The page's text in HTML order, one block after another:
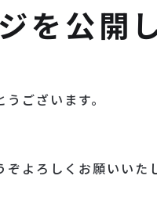
を公開
ございます。
ぞよろしくお願いいた